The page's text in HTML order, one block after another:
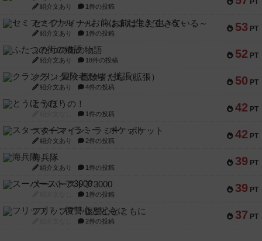
PT
紹介文あり 1件の投稿
53 PT
セミファイナル ～お前はまだ生きている～
紹介文あり 1件の投稿
52 PT
ふたつの街の物語
紹介文あり 18件の投稿
50 PT
クランク! ：冒険者たち（拡張）
紹介文あり 4件の投稿
42 PT
とうほうの！
1件の投稿
42 PT
スターマイン・ラミー ポケット
紹介文あり 2件の投稿
39 PT
海兵隊
紹介文あり 1件の投稿
39 PT
スーパーストア3000
1件の投稿
37 PT
フリップ７：復讐心とともに
2件の投稿